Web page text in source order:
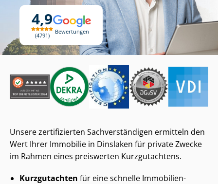
4,9
4791
Bewertungen
Unsere zertifizierten Sach­ver­stän­di­gen ermitteln den
Wert Ihrer Immobilie in Dinslaken für private Zwecke
im Rahmen eines preiswerten Kurzgutachtens.
Kurzgutachten für eine schnelle Immobilien-